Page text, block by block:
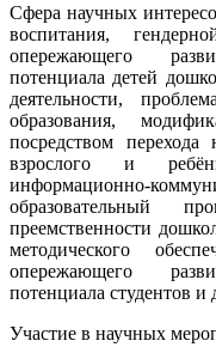
Сфера научных
воспитания,
опережающего
потенциала детей
деятельности,
образования,
посредством
взрослого и
информационно-
образовательный
преемственности
методического
опережающего
потенциала студентов и
Участие в научных